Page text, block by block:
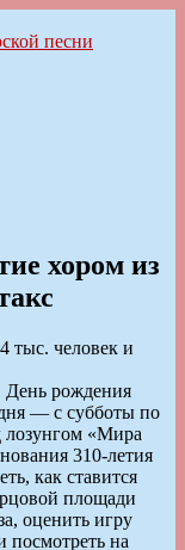
хором из
рождения
— с субботы по
лозунгом «Мира
310-летия
как ставится
площади
оценить игру
посмотреть на